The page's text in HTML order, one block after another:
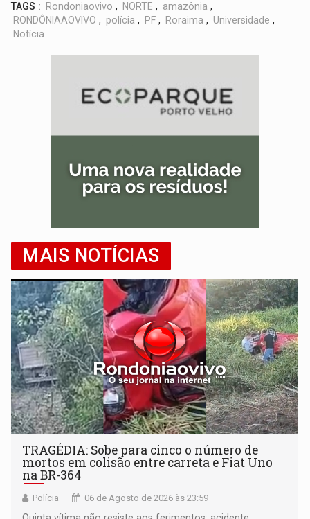
TAGS : Rondoniaovivo , NORTE , amazônia ,
RONDÔNIAAOVIVO , polícia , PF , Roraima , Universidade ,
Notícia
MAIS NOTÍCIAS
TRAGÉDIA: Sobe para cinco o número de
mortos em colisão entre carreta e Fiat Uno
na BR-364
Polícia 06 de Agosto de 2026 às 23:59